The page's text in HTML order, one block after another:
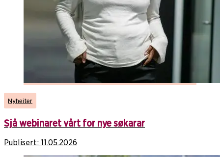
Nyheiter
Sjå webinaret vårt for nye søkarar
Publisert: 11.05.2026